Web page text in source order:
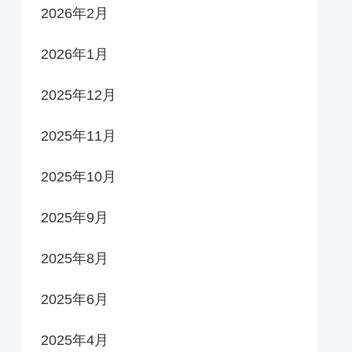
2026年2月
2026年1月
2025年12月
2025年11月
2025年10月
2025年9月
2025年8月
2025年6月
2025年4月